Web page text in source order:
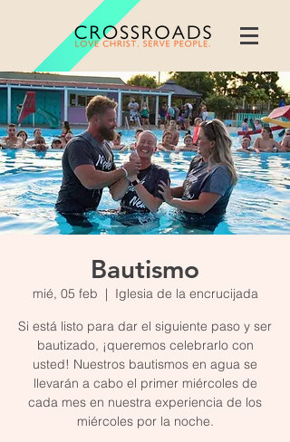
Bautismo
mié, 05 feb
  |
Iglesia de la encrucijada
Si está listo para dar el siguiente paso y ser
bautizado, ¡queremos celebrarlo con
usted! Nuestros bautismos en agua se
llevarán a cabo el primer miércoles de
cada mes en nuestra experiencia de los
miércoles por la noche.